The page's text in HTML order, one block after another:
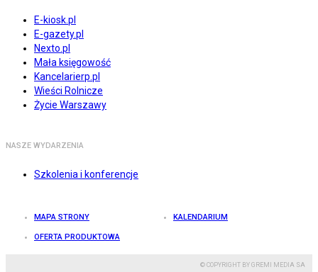
E-kiosk.pl
E-gazety.pl
Nexto.pl
Mała księgowość
Kancelarierp.pl
Wieści Rolnicze
Życie Warszawy
NASZE WYDARZENIA
Szkolenia i konferencje
MAPA STRONY KALENDARIUM
OFERTA PRODUKTOWA
© COPYRIGHT BY GREMI MEDIA SA